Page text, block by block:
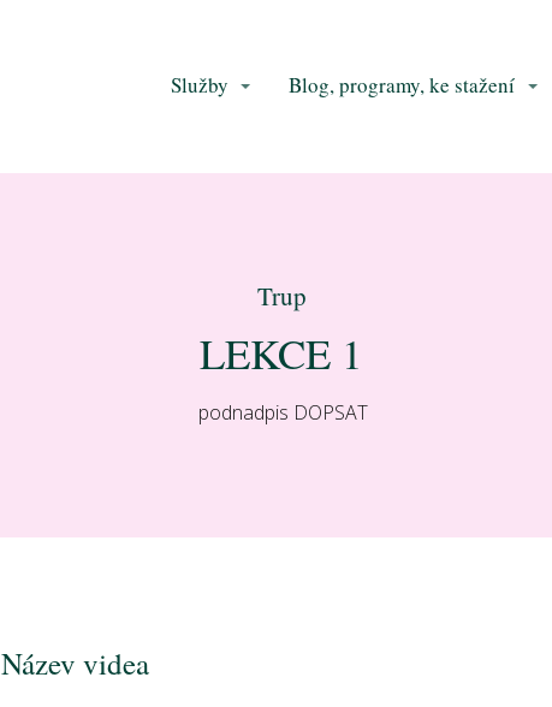
Služby Blog, programy, ke stažení
Trup
LEKCE 1
podnadpis DOPSAT
Název videa